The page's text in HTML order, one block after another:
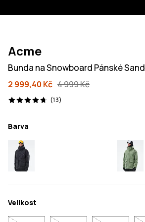
Acme
Bunda na Snowboard Pánské Sand
2 999,40 Kč 4 999 Kč
(13)
13 recenze, 4.7/5
Barva
Velikost